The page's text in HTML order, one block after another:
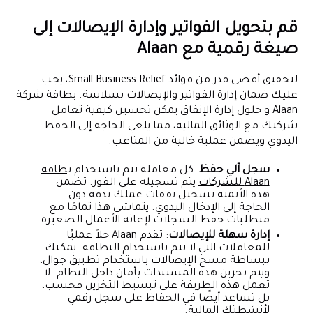
قم بتحويل الفواتير وإدارة الإيصالات إلى
صيغة رقمية مع Alaan
لتحقيق أقصى قدر من فوائد Small Business Relief، يجب
عليك ضمان إدارة الفواتير والإيصالات بسلاسة. بطاقة شركة
Alaan و
حلول إدارة الإنفاقيمكن تحسين كيفية تعامل
شركتك مع الوثائق المالية، مما يلغي الحاجة إلى الحفظ
اليدوي ويضمن عملية خالية من المتاعب.
سجل آلي-حفظ: كل معاملة تتم باستخدامبطاقة
Alaan للشركات
يتم تسجيله على الفور. تضمن
هذه الأتمتة تسجيل نفقات عملك بدقة دون
الحاجة إلى الإدخال اليدوي. يتماشى هذا تمامًا مع
متطلبات حفظ السجلات لإغاثة الأعمال الصغيرة.
إدارة سهلة للإيصالات
: تقدم Alaan حلاً عمليًا
للمعاملات التي لا تتم باستخدام البطاقة. يمكنك
ببساطة مسح الإيصالات باستخدام تطبيق جوال،
ويتم تخزين هذه المستندات بأمان داخل النظام. لا
تعمل هذه الطريقة على تبسيط التخزين فحسب،
بل تساعد أيضًا في الحفاظ على سجل رقمي
لأنشطتك المالية.